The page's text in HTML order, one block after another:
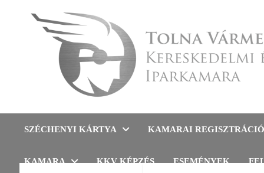
Tolna Vármegyei
SZÉCHENYI KÁRTYA KAMARAI REGISZTRÁCIÓ
KAMARA KKV KÉPZÉS ESEMÉNYEK